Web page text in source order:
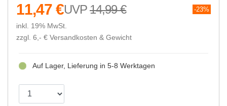
14,99 € 23%
11,47 €
inkl. 19% MwSt.
zzgl. 6,- € Versandkosten & Gewicht
Auf Lager, Lieferung in 5-8 Werktagen